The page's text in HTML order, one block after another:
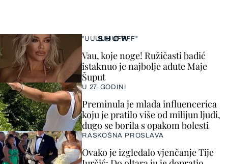
SHOW
"UUUUUUFFFF"
Vau, koje noge! Ružičasti badić
istaknuo je najbolje adute Maje
Šuput
U 27. GODINI
Preminula je mlada influencerica
koju je pratilo više od milijun ljudi,
dugo se borila s opakom bolesti
RASKOŠNA PROSLAVA
Ovako je izgledalo vjenčanje Tije